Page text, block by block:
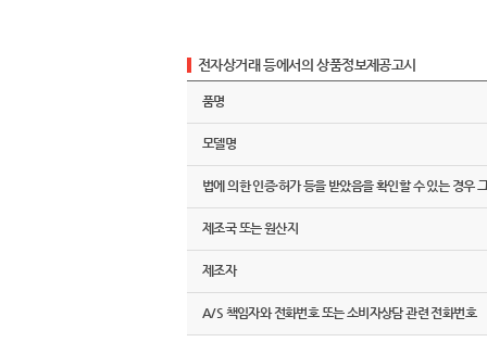
전자상거래 등에서의 상품정보제공고시
품명
모델명
법에 의한 인증·허가 등을 받았음을 확인할 수 있는 경우
제조국 또는 원산지
제조자
A/S 책임자와 전화번호 또는 소비자상담 관련 전화번호